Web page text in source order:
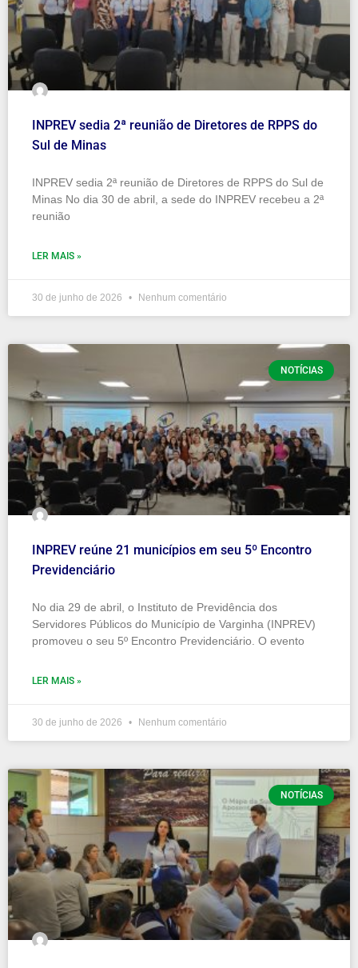
INPREV sedia 2ª reunião de Diretores de RPPS do
Sul de Minas
INPREV sedia 2ª reunião de Diretores de RPPS do Sul de
Minas No dia 30 de abril, a sede do INPREV recebeu a 2ª
reunião
LER MAIS »
30 de junho de 2026 Nenhum comentário
NOTÍCIAS
INPREV reúne 21 municípios em seu 5º Encontro
Previdenciário
No dia 29 de abril, o Instituto de Previdência dos
Servidores Públicos do Município de Varginha (INPREV)
promoveu o seu 5º Encontro Previdenciário. O evento
LER MAIS »
30 de junho de 2026 Nenhum comentário
NOTÍCIAS